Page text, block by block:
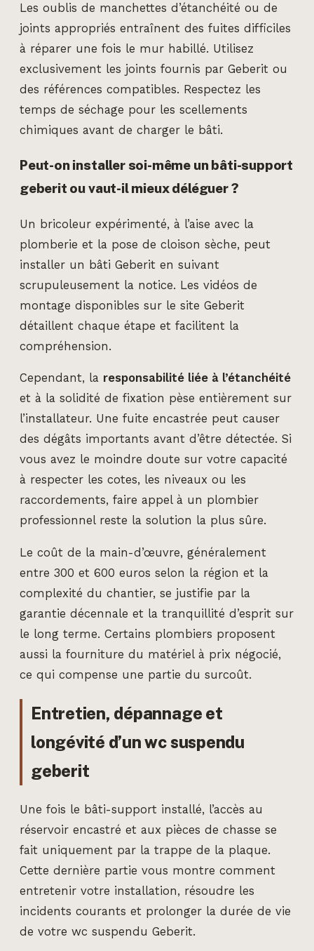
Les oublis de manchettes d’étanchéité ou de
joints appropriés entraînent des fuites difficiles
à réparer une fois le mur habillé. Utilisez
exclusivement les joints fournis par Geberit ou
des références compatibles. Respectez les
temps de séchage pour les scellements
chimiques avant de charger le bâti.
Peut-on installer soi-même un bâti-support
geberit ou vaut-il mieux déléguer ?
Un bricoleur expérimenté, à l’aise avec la
plomberie et la pose de cloison sèche, peut
installer un bâti Geberit en suivant
scrupuleusement la notice. Les vidéos de
montage disponibles sur le site Geberit
détaillent chaque étape et facilitent la
compréhension.
Cependant, la responsabilité liée à l’étanchéité
et à la solidité de fixation pèse entièrement sur
l’installateur. Une fuite encastrée peut causer
des dégâts importants avant d’être détectée. Si
vous avez le moindre doute sur votre capacité
à respecter les cotes, les niveaux ou les
raccordements, faire appel à un plombier
professionnel reste la solution la plus sûre.
Le coût de la main-d’œuvre, généralement
entre 300 et 600 euros selon la région et la
complexité du chantier, se justifie par la
garantie décennale et la tranquillité d’esprit sur
le long terme. Certains plombiers proposent
aussi la fourniture du matériel à prix négocié,
ce qui compense une partie du surcoût.
Entretien, dépannage et
longévité d’un wc suspendu
geberit
Une fois le bâti-support installé, l’accès au
réservoir encastré et aux pièces de chasse se
fait uniquement par la trappe de la plaque.
Cette dernière partie vous montre comment
entretenir votre installation, résoudre les
incidents courants et prolonger la durée de vie
de votre wc suspendu Geberit.